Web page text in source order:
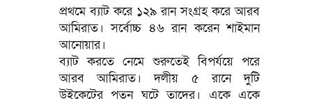
প্রথমে ব্যাট করে ১২৯ রান সংগ্রহ করে আরব
আমিরাত। সর্বোচ্চ ৪৬ রান করেন শাইমান
আনোয়ার।
ব্যাট করতে নেমে শুরুতেই বিপর্যয়ে পরে
আরব আমিরাত। দলীয় ৫ রানে দুটি
উইকেটের পতন ঘটে তাদের। একে একে